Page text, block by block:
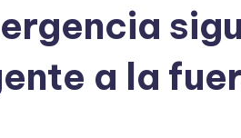
a la